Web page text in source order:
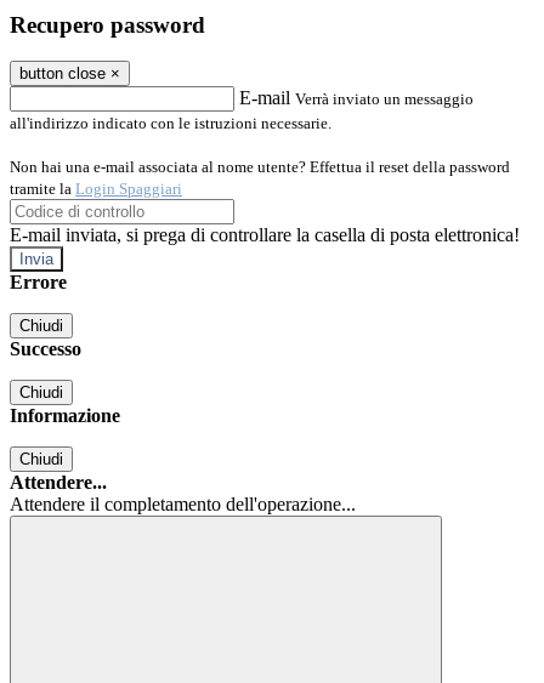
Recupero password
button close ×
E-mail Verrà inviato un messaggio
all'indirizzo indicato con le istruzioni necessarie.
Non hai una e-mail associata al nome utente? Effettua il reset della password
tramite la Login Spaggiari
E-mail inviata, si prega di controllare la casella di posta elettronica!
Errore
Chiudi
Successo
Chiudi
Informazione
Chiudi
Attendere...
Attendere il completamento dell'operazione...